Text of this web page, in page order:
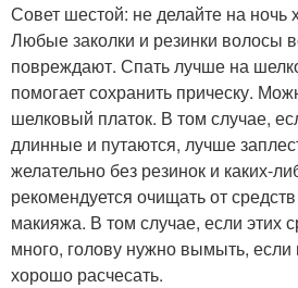
Совет шестой: не делайте на ночь
Любые заколки и резинки волосы
повреждают. Спать лучше на
помогает сохранить прическу.
шелковый платок. В том случае,
длинные и путаются, лучше
желательно без резинок и каких-
рекомендуется очищать от
макияжа. В том случае, если этих
много, голову нужно вымыть, если
хорошо расчесать.